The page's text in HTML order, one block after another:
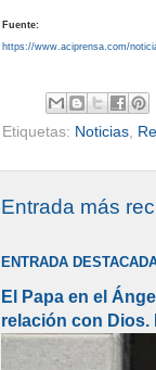
Fuente:
https://www.aciprensa.com/
Etiquetas: Noticias
Entrada más
ENTRADA
El Papa en el
relación con Dios.